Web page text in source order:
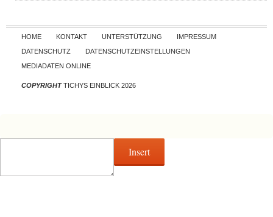
Skip to content
HOME KONTAKT UNTERSTÜTZUNG
IMPRESSUM
DATENSCHUTZ
DATENSCHUTZEINSTELLUNGEN
MEDIADATEN ONLINE
COPYRIGHTTICHYS EINBLICK 2026
Insert